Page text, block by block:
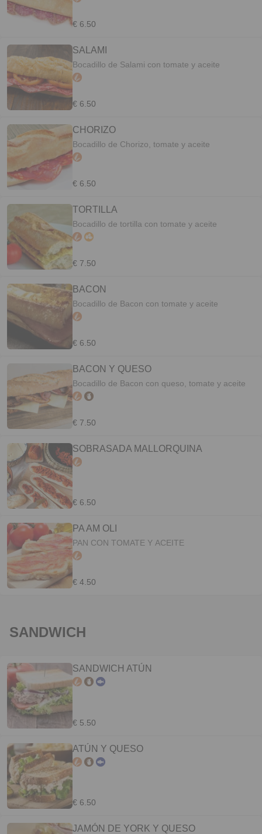
€ 6.50
SALAMI
Bocadillo de Salami con tomate y aceite
€ 6.50
CHORIZO
Bocadillo de Chorizo, tomate y aceite
€ 6.50
TORTILLA
Bocadillo de tortilla con tomate y aceite
€ 7.50
BACON
Bocadillo de Bacon con tomate y aceite
€ 6.50
BACON Y QUESO
Bocadillo de Bacon con queso, tomate y aceite
€ 7.50
SOBRASADA MALLORQUINA
€ 6.50
PA AM OLI
PAN CON TOMATE Y ACEITE
€ 4.50
SANDWICH
SANDWICH ATÚN
€ 5.50
ATÚN Y QUESO
€ 6.50
JAMÓN DE YORK Y QUESO